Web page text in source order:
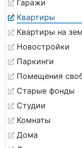
Гаражи
Квартиры
Квартиры на
Новостройки
Паркинги
Помещения
Старые фонды
Студии
Комнаты
Дома